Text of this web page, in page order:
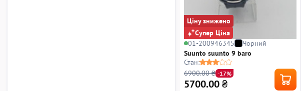
Ціну знижено
Супер Ціна
01-200946345
Чорний
Suunto suunto 9 baro
Стан:
6900.00 ₴ -17%
5700.00₴